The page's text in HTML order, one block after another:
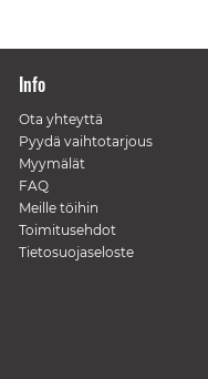
Info
Ota yhteyttä
Pyydä vaihtotarjous
Myymälät
FAQ
Meille töihin
Toimitusehdot
Tietosuojaseloste